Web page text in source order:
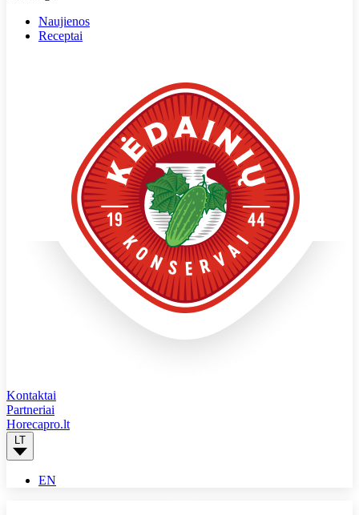
Naujienos
Receptai
Kontaktai
Partneriai
Horecapro.lt
LT
EN